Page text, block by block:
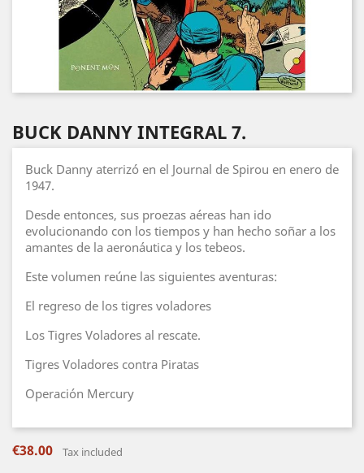
BUCK DANNY INTEGRAL 7.
Buck Danny aterrizó en el Journal de Spirou en enero de
1947.
Desde entonces, sus proezas aéreas han ido
evolucionando con los tiempos y han hecho soñar a los
amantes de la aeronáutica y los tebeos.
Este volumen reúne las siguientes aventuras:
El regreso de los tigres voladores
Los Tigres Voladores al rescate.
Tigres Voladores contra Piratas
Operación Mercury
€38.00 Tax included